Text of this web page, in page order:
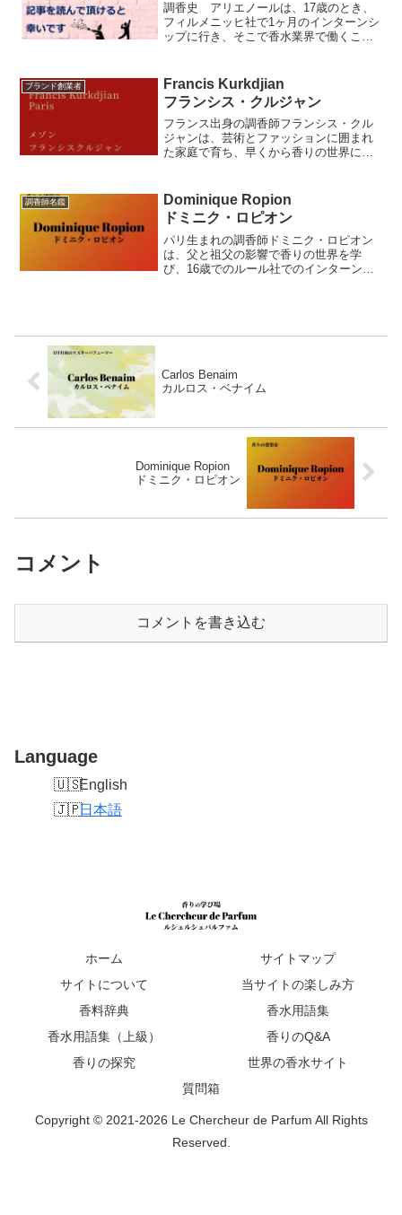
調香史 アリエノールは、17歳のとき、
フィルメニッヒ社で1ヶ月のインターンシ
ップに行き、そこで香水業界で働くこと
料や嗅覚について訓練を受け、
Florasynth（現シム...
ブランド創業者
Francis Kurkdjian
フランシス・クルジャン
フランス出身の調香師フランシス・クル
ジャンは、芸術とファッションに囲まれ
た家庭で育ち、早くから香りの世界に興
道を切り開くきっかけとなりました。イ
ジプカに入学後、調香師としてのキャリ
アを積み重ね、自身のブランドを創設し
ました。
調香師名鑑
Dominique Ropion
ドミニク・ロピオン
パリ生まれの調香師ドミニク・ロピオン
は、父と祖父の影響で香りの世界を学
び、16歳でのルール社でのインターンシ
るようになりました。
Carlos Benaim
カルロス・ベナイム
Dominique Ropion
ドミニク・ロピオン
コメント
コメントを書き込む
Language
English
日本語
ホーム
サイトマップ
サイトについて
当サイトの楽しみ方
香料辞典
香水用語集
香水用語集（上級）
香りのQ&A
香りの探究
世界の香水サイト
質問箱
Copyright © 2021-2026 Le Chercheur de Parfum All Rights
Reserved.